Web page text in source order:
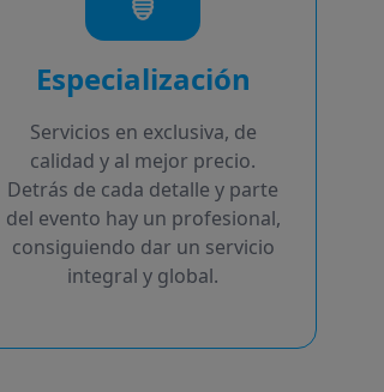
Especialización
Servicios en exclusiva, de
calidad y al mejor precio.
Detrás de cada detalle y parte
del evento hay un profesional,
consiguiendo dar un servicio
integral y global.